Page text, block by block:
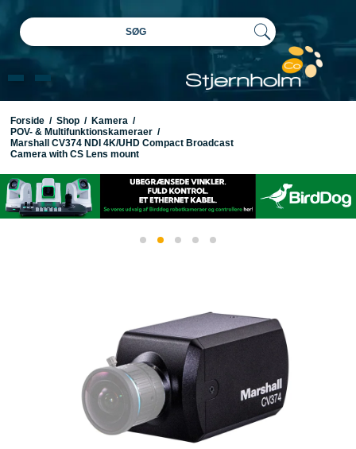
SØG
Forside / Shop / Kamera /
POV- & Multifunktionskameraer /
Marshall CV374 NDI 4K/UHD Compact Broadcast
Camera with CS Lens mount